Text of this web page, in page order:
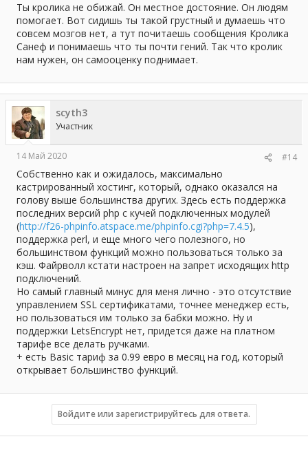
Ты кролика не обижай. Он местное достояние. Он людям
помогает. Вот сидишь ты такой грустный и думаешь что
совсем мозгов нет, а тут почитаешь сообщения Кролика
Санеф и понимаешь что ты почти гений. Так что кролик
нам нужен, он самооценку поднимает.
scyth3
Участник
14 Май 2020 #14
Собственно как и ожидалось, максимально
кастрированный хостинг, который, однако оказался на
голову выше большинства других. Здесь есть поддержка
последних версий php с кучей подключенных модулей
(http://f26-phpinfo.atspace.me/phpinfo.cgi?php=7.4.5),
поддержка perl, и еще много чего полезного, но
большинством функций можно пользоваться только за
кэш. Файрволл кстати настроен на запрет исходящих http
подключений.
Но самый главный минус для меня лично - это отсутствие
управлением SSL сертификатами, точнее менеджер есть,
но пользоваться им только за бабки можно. Ну и
поддержки LetsEncrypt нет, придется даже на платном
тарифе все делать ручками.
+ есть Basic тариф за 0.99 евро в месяц на год, который
открывает большинство функций.
Войдите или зарегистрируйтесь для ответа.